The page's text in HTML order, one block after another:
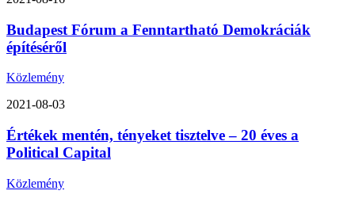
Budapest Fórum a Fenntartható Demokráciák
építéséről
Közlemény
2021-08-03
Értékek mentén, tényeket tisztelve – 20 éves a
Political Capital
Közlemény